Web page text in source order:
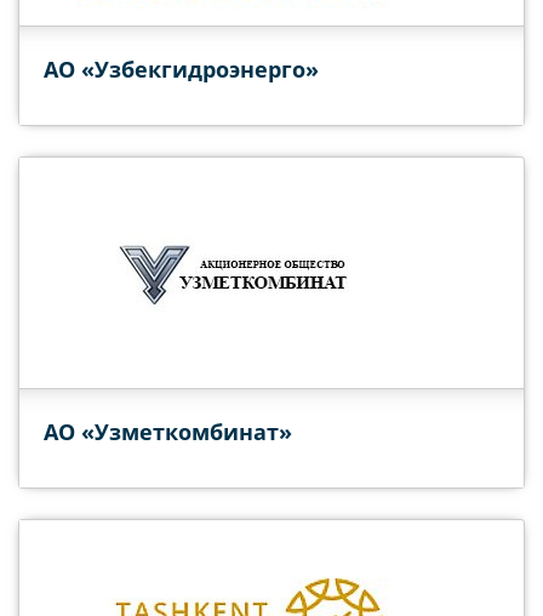
АО «Узбекгидроэнерго»
АО «Узметкомбинат»